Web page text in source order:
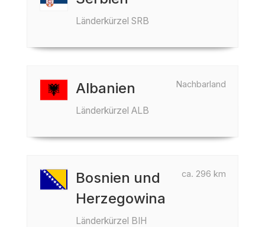
Länderkürzel SRB
Nachbarland
Albanien
Länderkürzel ALB
ca. 296 km
Bosnien und
Herzegowina
Länderkürzel BIH